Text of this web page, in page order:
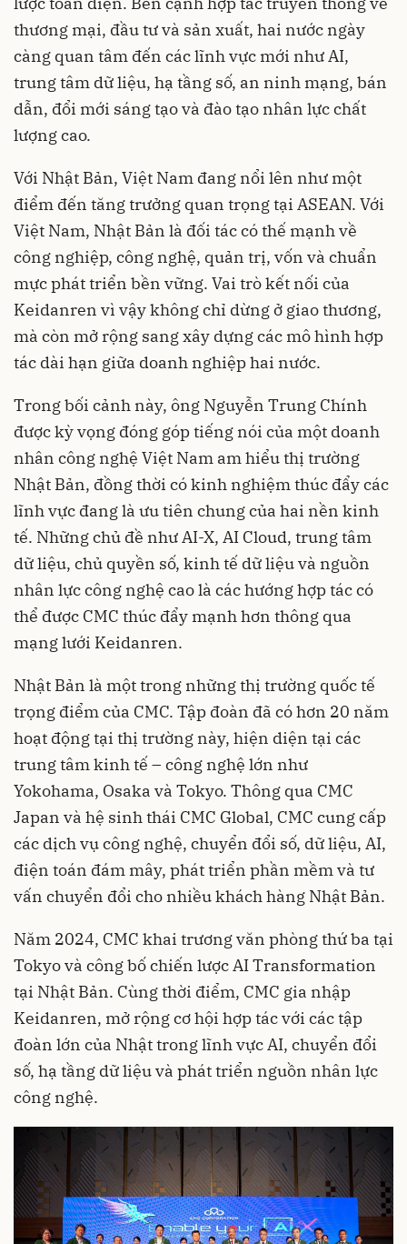
thương mại, đầu tư và sản xuất, hai nước ngày
càng quan tâm đến các lĩnh vực mới như AI,
trung tâm dữ liệu, hạ tầng số, an ninh mạng, bán
dẫn, đổi mới sáng tạo và đào tạo nhân lực chất
lượng cao.
Với Nhật Bản, Việt Nam đang nổi lên như một
điểm đến tăng trưởng quan trọng tại ASEAN. Với
Việt Nam, Nhật Bản là đối tác có thế mạnh về
công nghiệp, công nghệ, quản trị, vốn và chuẩn
mực phát triển bền vững. Vai trò kết nối của
Keidanren vì vậy không chỉ dừng ở giao thương,
mà còn mở rộng sang xây dựng các mô hình hợp
tác dài hạn giữa doanh nghiệp hai nước.
Trong bối cảnh này, ông Nguyễn Trung Chính
được kỳ vọng đóng góp tiếng nói của một doanh
nhân công nghệ Việt Nam am hiểu thị trường
Nhật Bản, đồng thời có kinh nghiệm thúc đẩy các
lĩnh vực đang là ưu tiên chung của hai nền kinh
tế. Những chủ đề như AI-X, AI Cloud, trung tâm
dữ liệu, chủ quyền số, kinh tế dữ liệu và nguồn
nhân lực công nghệ cao là các hướng hợp tác có
thể được CMC thúc đẩy mạnh hơn thông qua
mạng lưới Keidanren.
Nhật Bản là một trong những thị trường quốc tế
trọng điểm của CMC. Tập đoàn đã có hơn 20 năm
hoạt động tại thị trường này, hiện diện tại các
trung tâm kinh tế – công nghệ lớn như
Yokohama, Osaka và Tokyo. Thông qua CMC
Japan và hệ sinh thái CMC Global, CMC cung cấp
các dịch vụ công nghệ, chuyển đổi số, dữ liệu, AI,
điện toán đám mây, phát triển phần mềm và tư
vấn chuyển đổi cho nhiều khách hàng Nhật Bản.
Năm 2024, CMC khai trương văn phòng thứ ba tại
Tokyo và công bố chiến lược AI Transformation
tại Nhật Bản. Cùng thời điểm, CMC gia nhập
Keidanren, mở rộng cơ hội hợp tác với các tập
đoàn lớn của Nhật trong lĩnh vực AI, chuyển đổi
số, hạ tầng dữ liệu và phát triển nguồn nhân lực
công nghệ.